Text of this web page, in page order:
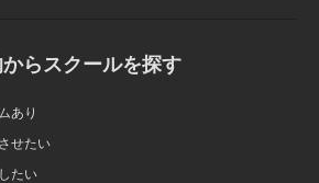
らスクールを探す
あり
せたい
たい